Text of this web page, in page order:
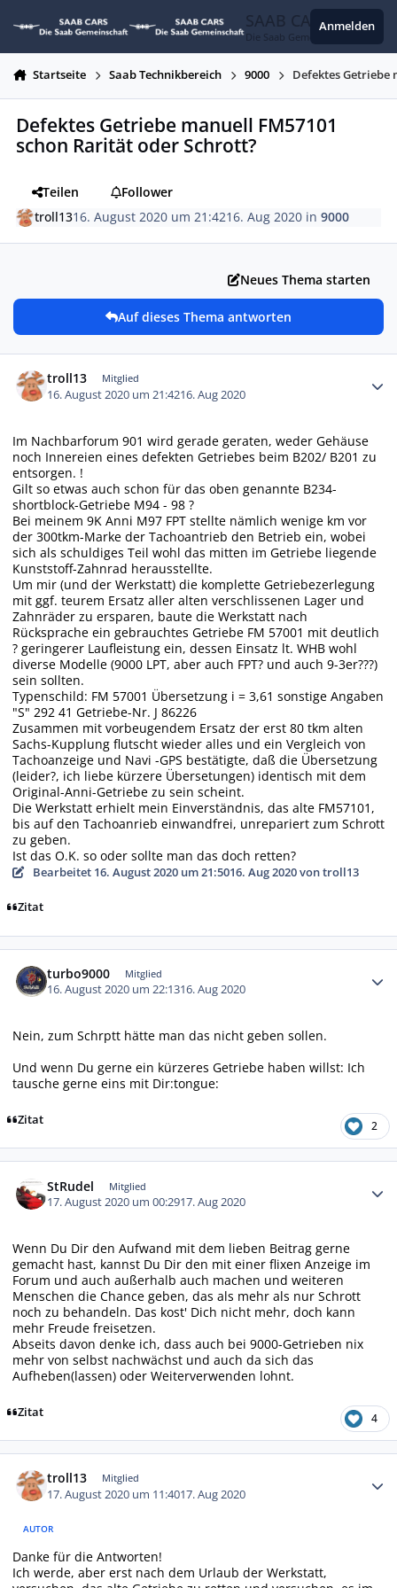
SAAB CARS
Die Saab Gemeinschaft
Anmelden
Startseite Saab Technikbereich 9000 Defektes Getriebe
Defektes Getriebe manuell FM57101
schon Rarität oder Schrott?
Teilen
Follower
troll1316. August 2020 um 21:4216. Aug 2020 in9000
Neues Thema starten
Auf dieses Thema antworten
troll13 Mitglied
16. August 2020 um 21:4216. Aug 2020
Im Nachbarforum 901 wird gerade geraten, weder Gehäuse
noch Innereien eines defekten Getriebes beim B202/ B201 zu
entsorgen. !
Gilt so etwas auch schon für das oben genannte B234-
shortblock-Getriebe M94 - 98 ?
Bei meinem 9K Anni M97 FPT stellte nämlich wenige km vor
der 300tkm-Marke der Tachoantrieb den Betrieb ein, wobei
sich als schuldiges Teil wohl das mitten im Getriebe liegende
Kunststoff-Zahnrad herausstellte.
Um mir (und der Werkstatt) die komplette Getriebezerlegung
mit ggf. teurem Ersatz aller alten verschlissenen Lager und
Zahnräder zu ersparen, baute die Werkstatt nach
Rücksprache ein gebrauchtes Getriebe FM 57001 mit deutlich
? geringerer Laufleistung ein, dessen Einsatz lt. WHB wohl
diverse Modelle (9000 LPT, aber auch FPT? und auch 9-3er???)
sein sollten.
Typenschild: FM 57001 Übersetzung i = 3,61 sonstige Angaben
"S" 292 41 Getriebe-Nr. J 86226
Zusammen mit vorbeugendem Ersatz der erst 80 tkm alten
Sachs-Kupplung flutscht wieder alles und ein Vergleich von
Tachoanzeige und Navi -GPS bestätigte, daß die Übersetzung
(leider?, ich liebe kürzere Übersetungen) identisch mit dem
Original-Anni-Getriebe zu sein scheint.
Die Werkstatt erhielt mein Einverständnis, das alte FM57101,
bis auf den Tachoanrieb einwandfrei, unrepariert zum Schrott
zu geben.
Ist das O.K. so oder sollte man das doch retten?
Bearbeitet 16. August 2020 um 21:5016. Aug 2020von troll13
Zitat
turbo9000 Mitglied
16. August 2020 um 22:1316. Aug 2020
Nein, zum Schrptt hätte man das nicht geben sollen.
Und wenn Du gerne ein kürzeres Getriebe haben willst: Ich
tausche gerne eins mit Dir:tongue:
Zitat 2
StRudel Mitglied
17. August 2020 um 00:2917. Aug 2020
Wenn Du Dir den Aufwand mit dem lieben Beitrag gerne
gemacht hast, kannst Du Dir den mit einer flixen Anzeige im
Forum und auch außerhalb auch machen und weiteren
Menschen die Chance geben, das als mehr als nur Schrott
noch zu behandeln. Das kost' Dich nicht mehr, doch kann
mehr Freude freisetzen.
Abseits davon denke ich, dass auch bei 9000-Getrieben nix
mehr von selbst nachwächst und auch da sich das
Aufheben(lassen) oder Weiterverwenden lohnt.
Zitat 4
troll13 Mitglied
17. August 2020 um 11:4017. Aug 2020
AUTOR
Danke für die Antworten!
Ich werde, aber erst nach dem Urlaub der Werkstatt,